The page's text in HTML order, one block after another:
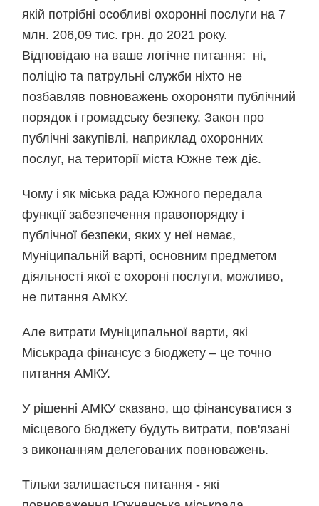
якій потрібні особливі охоронні послуги на 7
млн. 206,09 тис. грн. до 2021 року.
Відповідаю на ваше логічне питання: ні,
поліцію та патрульні служби ніхто не
позбавляв повноважень охороняти публічний
порядок і громадську безпеку. Закон про
публічні закупівлі, наприклад охоронних
послуг, на території міста Южне теж діє.
Чому і як міська рада Южного передала
функції забезпечення правопорядку і
публічної безпеки, яких у неї немає,
Муніципальній варті, основним предметом
діяльності якої є охороні послуги, можливо,
не питання АМКУ.
Але витрати Муніципальної варти, які
Міськрада фінансує з бюджету – це точно
питання АМКУ.
У рішенні АМКУ сказано, що фінансуватися з
місцевого бюджету будуть витрати, пов'язані
з виконанням делегованих повноважень.
Тільки залишається питання - які